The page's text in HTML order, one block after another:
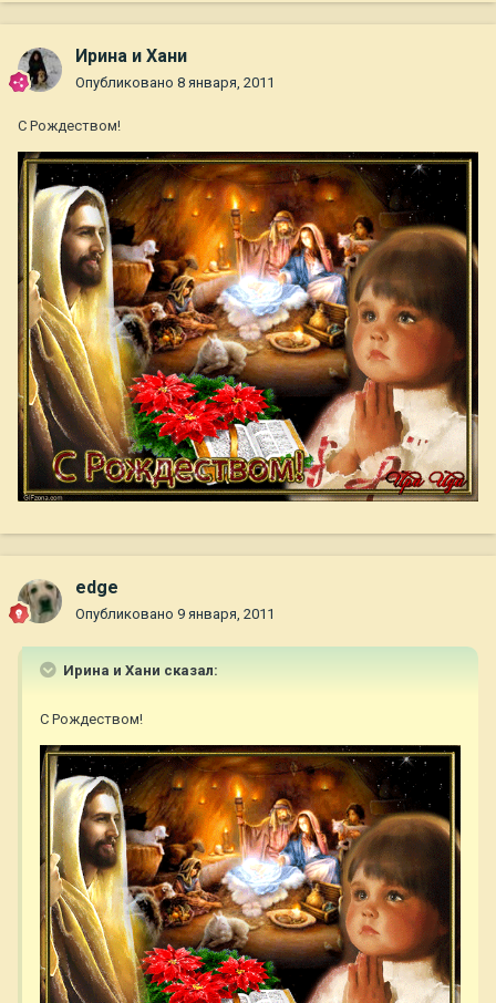
Ирина и Хани
Опубликовано 8 января, 2011
С Рождеством!
edge
Опубликовано 9 января, 2011
Ирина и Хани сказал:
С Рождеством!